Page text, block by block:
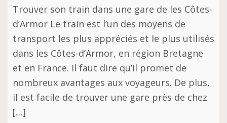
Trouver son train dans une gare de les Côtes-
d’Armor Le train est l’un des moyens de
transport les plus appréciés et le plus utilisés
dans les Côtes-d’Armor, en région Bretagne
et en France. Il faut dire qu’il promet de
nombreux avantages aux voyageurs. De plus,
il est facile de trouver une gare près de chez
[…]